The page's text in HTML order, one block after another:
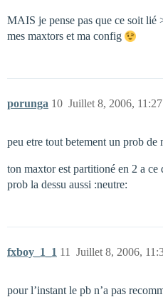
MAIS je pense pas que ce soit lié
mes maxtors et ma config
porunga Juillet 8, 2006, 11:27
10
peu etre tout betement un prob de
ton maxtor est partitioné en 2 a ce
prob la dessu aussi :neutre:
fxboy_1_1 Juillet 8, 2006,
11
pour l’instant le pb n’a pas